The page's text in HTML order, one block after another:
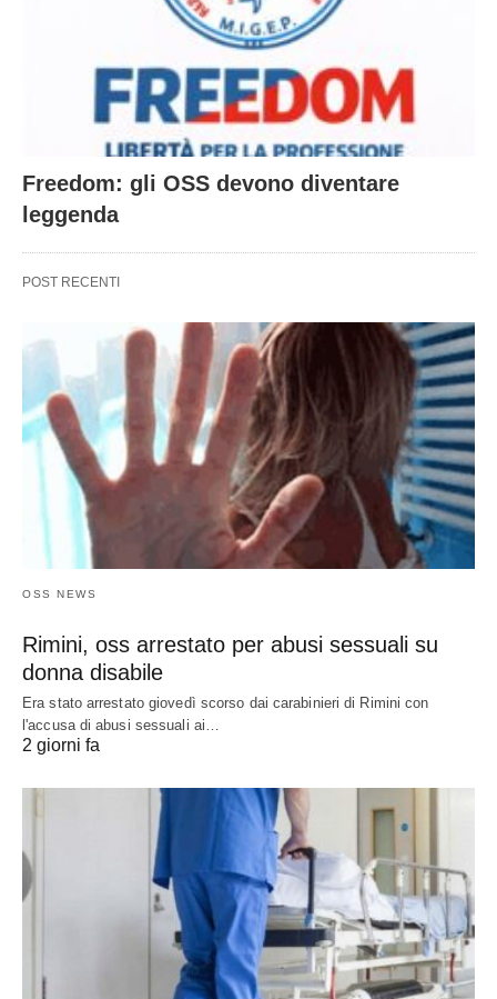
Freedom: gli OSS devono diventare
leggenda
POST RECENTI
OSS NEWS
Rimini, oss arrestato per abusi sessuali su
donna disabile
Era stato arrestato giovedì scorso dai carabinieri di Rimini con
l'accusa di abusi sessuali ai…
2 giorni fa